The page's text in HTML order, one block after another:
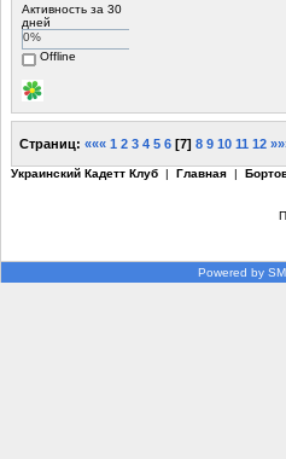
Активность за 30
дней
0%
Offline
Страниц: ««« 1 2 3 4 5 6 [7] 8 9 10 11 12
Украинский Кадетт Клуб | Главная |
Powered by